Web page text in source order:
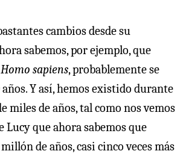
cambios desde su
sabemos, por ejemplo, que
Homo sapiens, probablemente se
Y así, hemos existido durante
miles de años, tal como nos vemos
Lucy que ahora sabemos que
de años, casi cinco veces más